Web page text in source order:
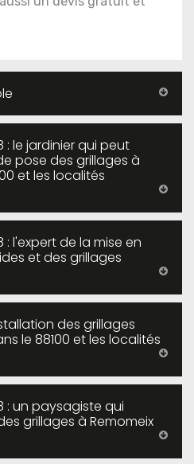
: le jardinier qui peut
pose des grillages à
et les localités
: l'expert de la mise en
et des grillages
des grillages
le 88100 et les localités
: un paysagiste qui
grillages à Remomeix